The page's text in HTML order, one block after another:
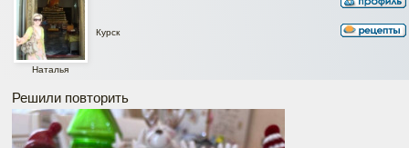
Наталья
Курск
Решили повторить